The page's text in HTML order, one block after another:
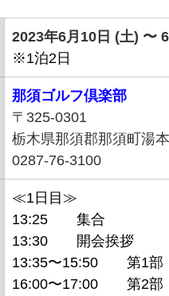
2023年6月10日 (土) 〜
※1泊2日
那須ゴルフ倶楽部
〒325-0301
栃木県那須郡那須町湯
0287-76-3100
≪1日目≫
13:25　　集合
13:30　　開会挨拶
13:35〜15:50　　第1部
16:00〜17:00　　第2